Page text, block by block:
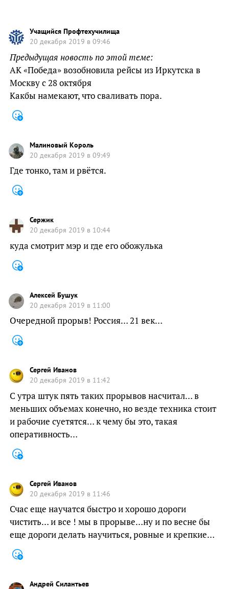
Учащийся Профтехучилища
20 декабря 2019 в 09:46
Предыдущая новость по этой теме:
АК «Победа» возобновила рейсы из Иркутска в
Москву с 28 октября
Какбы намекают, что сваливать пора.
Малиновый Король
20 декабря 2019 в 09:49
Где тонко, там и рвётся.
Сержик
20 декабря 2019 в 10:44
куда смотрит мэр и где его обожулька
Алексей Бушук
20 декабря 2019 в 11:00
Очередной прорыв! Россия… 21 век…
Сергей Иванов
20 декабря 2019 в 11:42
С утра штук пять таких прорывов насчитал… в
меньших объемах конечно, но везде техника стоит
и рабочие суетятся… к чему бы это, такая
оперативность…
Сергей Иванов
20 декабря 2019 в 11:46
Счас еще научатся быстро и хорошо дороги
чистить… и все ! мы в прорыве…ну и по весне бы
еще дороги делать научиться, ровные и крепкие…
Андрей Силантьев